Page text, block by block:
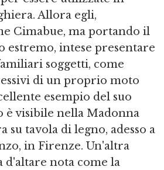
Allora egli,
Cimabue, ma portando il
estremo, intese presentare
soggetti, come
di un proprio moto
esempio del suo
è visibile nella Madonna
su tavola di legno, adesso a
in Firenze. Un'altra
d'altare nota come la